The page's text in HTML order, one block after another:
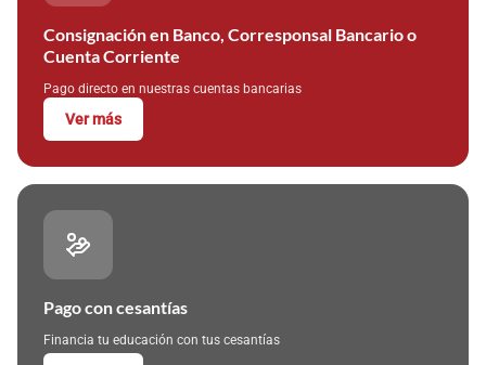
Consignación en Banco, Corresponsal Bancario o
Cuenta Corriente
Pago directo en nuestras cuentas bancarias
Ver más
Pago con cesantías
Financia tu educación con tus cesantías